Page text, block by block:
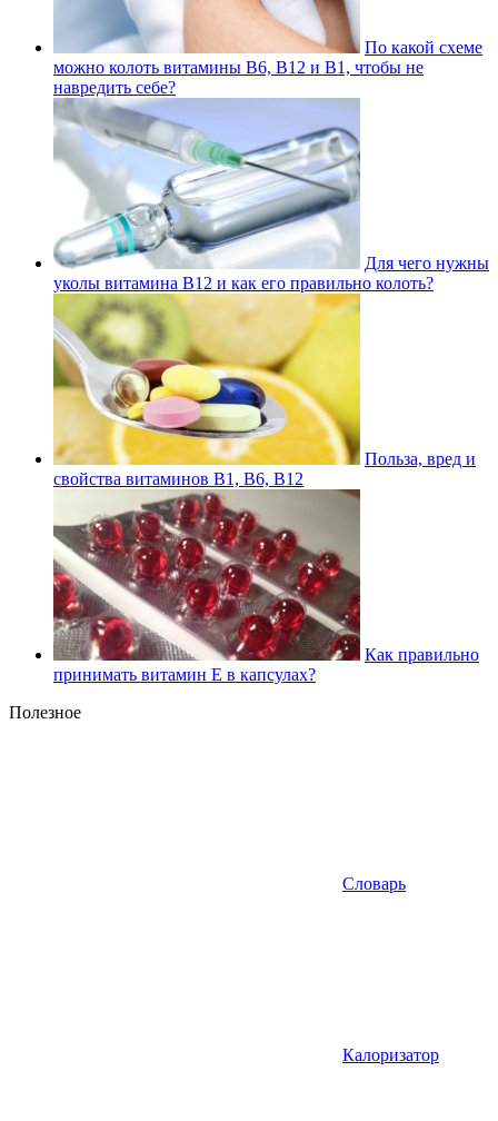
По какой схеме
можно колоть витамины В6, В12 и В1, чтобы не
навредить себе?
Для чего нужны
уколы витамина В12 и как его правильно колоть?
Польза, вред и
свойства витаминов В1, В6, В12
Как правильно
принимать витамин Е в капсулах?
Полезное
Словарь
Калоризатор